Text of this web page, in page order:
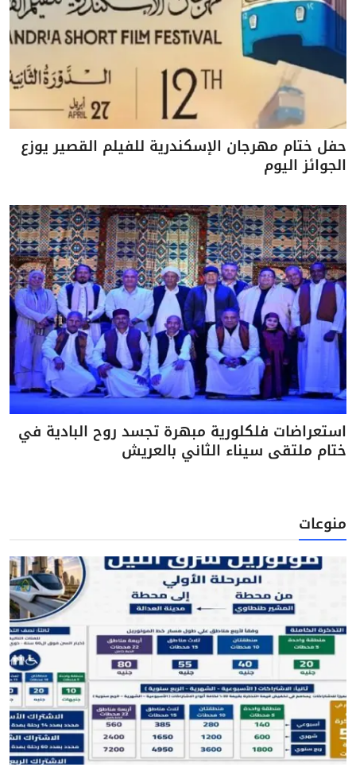
حفل ختام مهرجان الإسكندرية للفيلم القصير يوزع
الجوائز اليوم
استعراضات فلكلورية مبهرة تجسد روح البادية في
ختام ملتقى سيناء الثاني بالعريش
منوعات